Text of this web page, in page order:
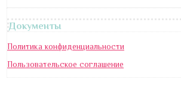
Документы
Политика конфиденциальности
Пользовательское соглашение